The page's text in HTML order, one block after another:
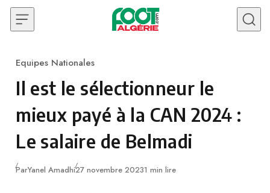
Skip to content
Category
Equipes Nationales
Il est le sélectionneur le
mieux payé à la CAN 2024 :
Le salaire de Belmadi
ParYanel AmadhiPublié
27 novembre 20231 min lire